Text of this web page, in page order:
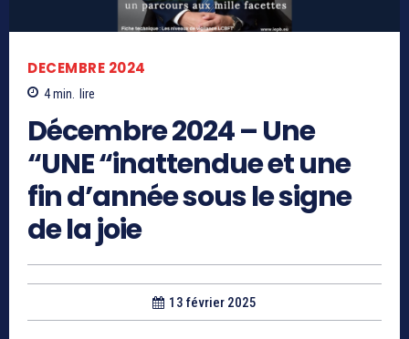
DECEMBRE 2024
4min. lire
Décembre 2024 – Une
“UNE “inattendue et une
fin d’année sous le signe
de la joie
13 février 2025